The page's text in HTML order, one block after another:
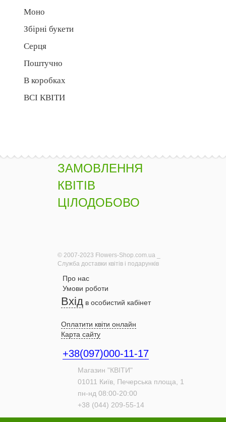
Моно
Збірні букети
Серця
Поштучно
В коробках
ВСІ КВІТИ
ЗАМОВЛЕННЯ
КВІТІВ
ЦІЛОДОБОВО
© 2007-2023 Flowers-Shop.com.ua _
Служба доставки квітів і подарунків
Про нас
Умови роботи
Вхід в особистий кабінет
Оплатити квіти онлайн
Карта сайту
+38(097)000-11-17
Магазин "КВІТИ"
01011 Київ, Печерська площа, 1
пн-нд 08:00-20:00
+38 (044) 209-55-14